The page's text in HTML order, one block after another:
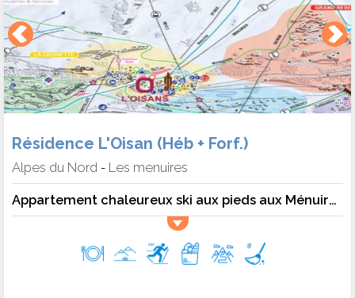
Résidence L'Oisan (Héb + Forf.)
Alpes du Nord - Les menuires
Appartement chaleureux ski aux pieds aux Ménuires pour 5 personnes - 5 pers. - 35m2 - TV